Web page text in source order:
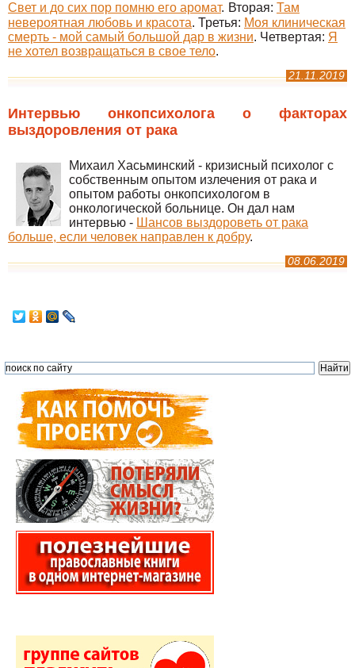
Свет и до сих пор помню его аромат. Вторая: Там
невероятная любовь и красота. Третья: Моя клиническая
смерть - мой самый большой дар в жизни. Четвертая: Я
не хотел возвращаться в свое тело.
21.11.2019
Интервью онкопсихолога о факторах
выздоровления от рака
Михаил Хасьминский - кризисный психолог с
собственным опытом излечения от рака и
опытом работы онкопсихологом в
онкологической больнице. Он дал нам
интервью - Шансов выздороветь от рака
больше, если человек направлен к добру.
08.06.2019